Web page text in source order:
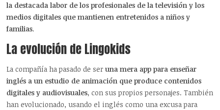
la destacada labor de los profesionales de la televisión y los
medios digitales que mantienen entretenidos a niños y
familias.
La evolución de Lingokids
La compañía ha pasado de seruna mera app para enseñar
inglés a un estudio de animación que produce contenidos
digitales y audiovisuales, con sus propios personajes. También
han evolucionado, usando el inglés como una excusa para